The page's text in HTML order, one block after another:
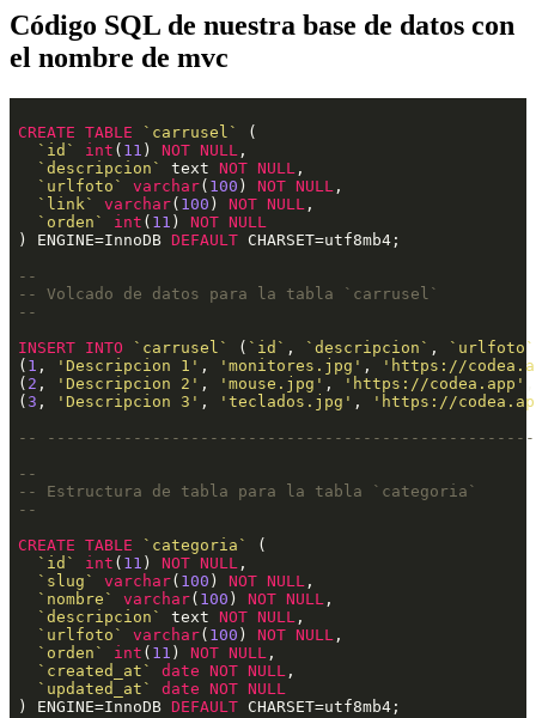
Código SQL de nuestra base de datos con
el nombre de mvc
CREATE TABLE `carrusel`
(
`id`
int ( 11 ) NOT NULL,
`descripcion`
text NOT NULL,
`urlfoto`
varchar( 100 ) NOT NULL,
`link`
varchar( 100 ) NOT NULL,
`orden`
int ( 11 ) NOT NULL
) ENGINE=InnoDB DEFAULT CHARSET=utf8mb4;
--
-- Volcado de datos para la tabla `carrusel`
--
INSERT
INTO `carrusel` ( `id` , `descripcion` , `urlfoto`
( 1 , 'Descripcion 1' , 'monitores.jpg' ,
'https://
( 2 , 'Descripcion 2' , 'mouse.jpg' , 'https://codea.app'
( 3 , 'Descripcion 3' , 'teclados.jpg' ,
'https://
--
--
-- Estructura de tabla para la tabla `categoria`
--
CREATE TABLE `categoria`
(
`id`
int ( 11 ) NOT NULL,
`slug`
varchar( 100 ) NOT NULL,
`nombre`
varchar( 100 ) NOT NULL,
`descripcion`
text NOT NULL,
`urlfoto`
varchar( 100 ) NOT NULL,
`orden`
int ( 11 ) NOT NULL,
`created_at`
date NOT NULL,
`updated_at`
date NOT NULL
) ENGINE=InnoDB DEFAULT CHARSET=utf8mb4;